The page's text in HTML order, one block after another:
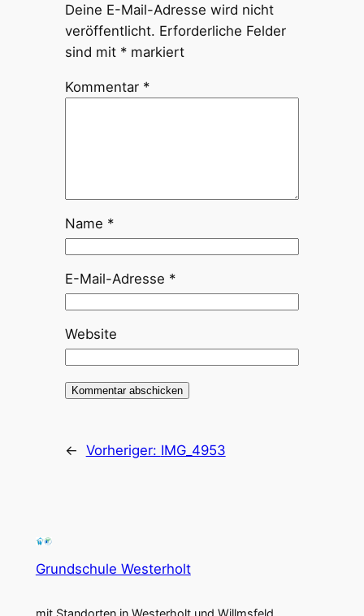
Deine E-Mail-Adresse wird nicht
veröffentlicht. Erforderliche Felder
sind mit *markiert
Kommentar *
Name *
E-Mail-Adresse *
Website
← Vorheriger: IMG_4953
Grundschule Westerholt